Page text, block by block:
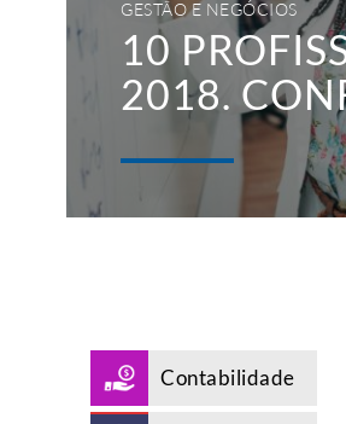
GESTÃO E NEGÓCIOS
10
2018.
Contabilidade